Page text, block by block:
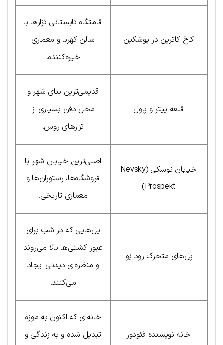
کاخ کاترین در پوشکین
اقامتگاه تابستانی تزارها با
سالن کهربا و معماری
خیره‌کننده.
قلعه پیتر و پاول
قدیمی‌ترین بنای شهر و
محل دفن بسیاری از
تزارهای روس.
خیابان نوسکی (Nevsky
Prospekt)
اصلی‌ترین خیابان شهر با
فروشگاه‌ها، رستوران‌ها و
معماری تاریخی.
پل‌های متحرک رود نِوا
پل‌هایی که در شب برای
عبور کشتی‌ها بالا می‌روند
و منظره‌ای دیدنی ایجاد
می‌کنند.
خانه نویسنده فئودور
خانه‌ای که اکنون به موزه
تبدیل شده و به زندگی و